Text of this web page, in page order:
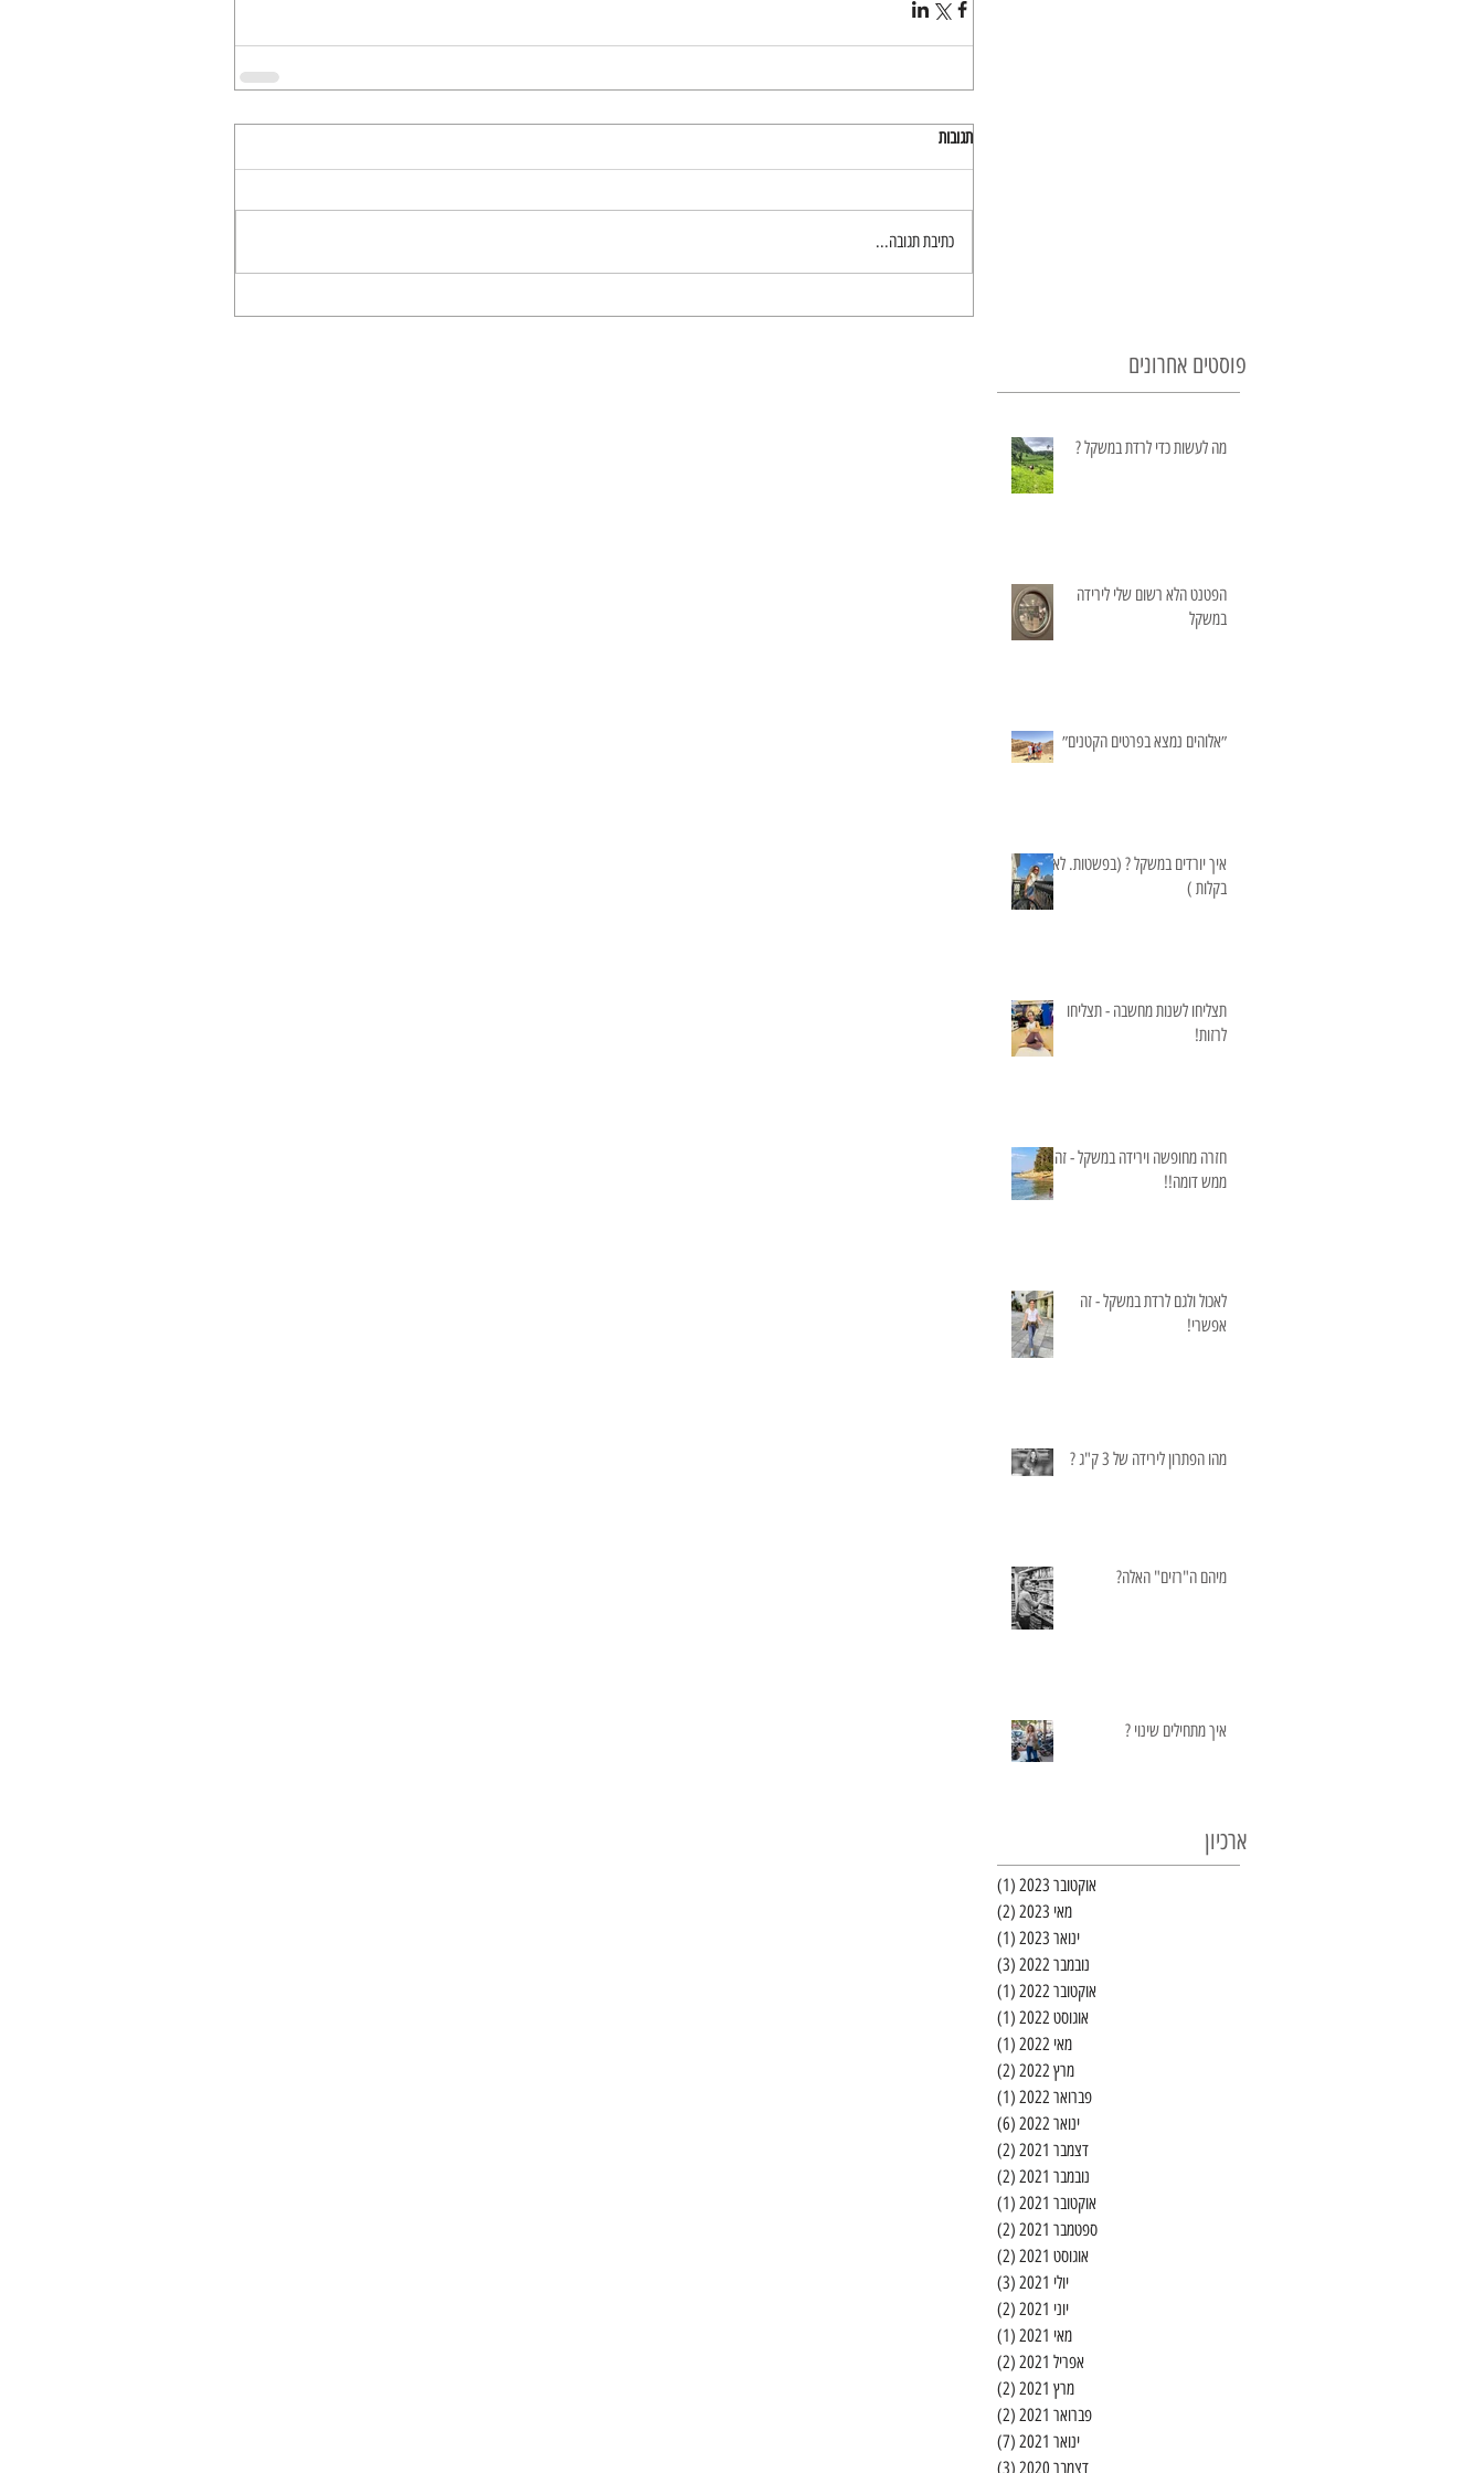
תגובות
כתיבת תגובה...
פוסטים אחרונים
מה לעשות כדי לרדת במשקל ?
הפטנט הלא רשום שלי לירידה
במשקל
״אלוהים נמצא בפרטים הקטנים״
איך יורדים במשקל ? (בפשטות. לא
בקלות )
תצליחו לשנות מחשבה - תצליחו
לרזות!
חזרה מחופשה וירידה במשקל - זה
ממש דומה!!
לאכול ולגם לרדת במשקל - זה
אפשרי!
מהו הפתרון לירידה של 3 ק"ג ?
מיהם ה"רזים" האלה?
איך מתחילים שינוי ?
ארכיון
אוקטובר 2023 (1)
מאי 2023
(2)
ינואר 2023
(1)
נובמבר 2022
(3)
אוקטובר 2022
(1)
אוגוסט 2022
(1)
מאי 2022
(1)
מרץ 2022
(2)
פברואר 2022
(1)
ינואר 2022
(6)
דצמבר 2021
(2)
נובמבר 2021
(2)
אוקטובר 2021
(1)
ספטמבר 2021
(2)
אוגוסט 2021
(2)
יולי 2021
(3)
יוני 2021
(2)
מאי 2021
(1)
אפריל 2021
(2)
מרץ 2021
(2)
פברואר 2021
(2)
ינואר 2021
(7)
דצמבר 2020
(3)